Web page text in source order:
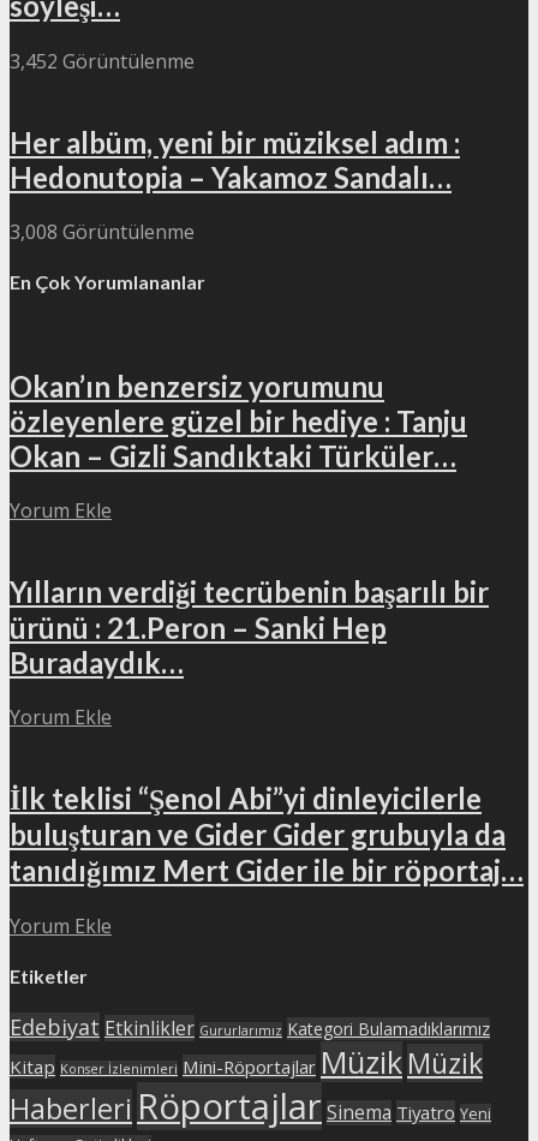
3,452 Görüntülenme
Her albüm, yeni bir müziksel adım :
Hedonutopia – Yakamoz Sandalı…
3,008 Görüntülenme
En Çok Yorumlananlar
Okan’ın benzersiz yorumunu
özleyenlere güzel bir hediye : Tanju
Okan – Gizli Sandıktaki Türküler…
Yorum Ekle
Yılların verdiği tecrübenin başarılı bir
ürünü : 21.Peron – Sanki Hep
Buradaydık…
Yorum Ekle
İlk teklisi “Şenol Abi”yi dinleyicilerle
buluşturan ve Gider Gider grubuyla da
tanıdığımız Mert Gider ile bir röportaj…
Yorum Ekle
Etiketler
Edebiyat Etkinlikler Gururlarımız Kategori Bulamadıklarımız
Kitap Konser İzlenimleri Mini-Röportajlar MüzikMüzik
Haberleri Röportajlar Sinema Tiyatro Yeni